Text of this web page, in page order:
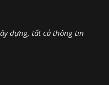
dựng, tất cả thông tin